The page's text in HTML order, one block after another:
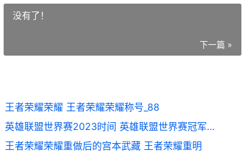
没有了！
下一篇 »
王者荣耀荣耀 王者荣耀荣耀称号_88
英雄联盟世界赛2023时间 英雄联盟世界赛冠军历史
王者荣耀荣耀重做后的宫本武藏 王者荣耀重明